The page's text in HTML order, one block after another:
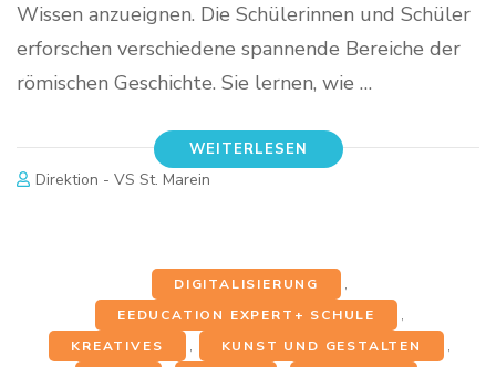
Wissen anzueignen. Die Schülerinnen und Schüler
erforschen verschiedene spannende Bereiche der
römischen Geschichte. Sie lernen, wie …
WEITERLESEN
Direktion - VS St. Marein
DIGITALISIERUNG
,
EEDUCATION EXPERT+ SCHULE
,
KREATIVES
, KUNST UND GESTALTEN
,